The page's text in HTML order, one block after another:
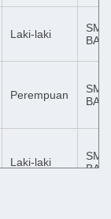
Laki-laki
Perempuan
Laki-laki